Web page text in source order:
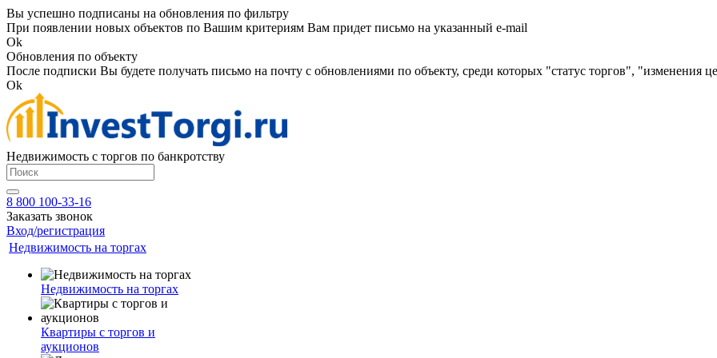
Вы успешно подписаны на обновления по фильтру
При появлении новых объектов по Вашим критериям Вам придет письмо на указанный e-mail
Ok
Обновления по объекту
После подписки Вы будете получать письмо на почту с обновлениями по объекту, среди которых "статус торгов", "изменения
Ok
Недвижимость с торгов по банкротству
8 800 100-33-16
Заказать звонок
Вход/регистрация
Недвижимость на торгах
Недвижимость на торгах
Квартиры с торгов и
аукционов